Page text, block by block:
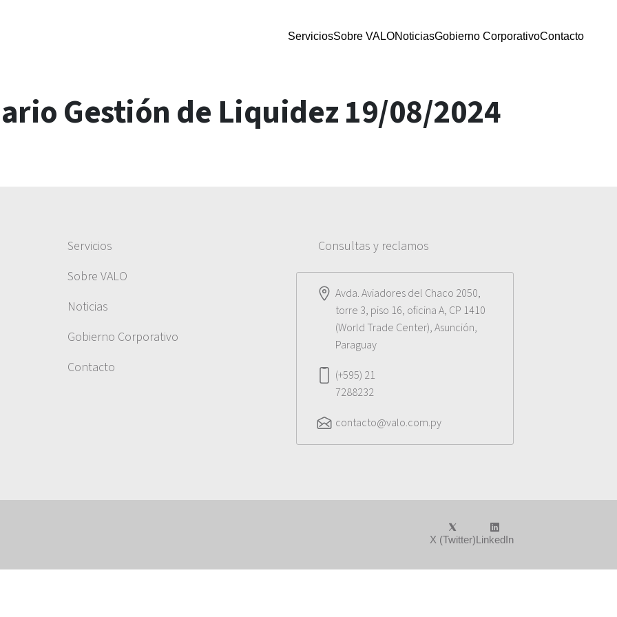
ServiciosSobre VALONoticiasGobierno CorporativoContacto
Gestión de Liquidez 19/08/2024
Servicios
Sobre VALO
Noticias
Gobierno Corporativo
Contacto
Consultas y reclamos
Avda. Aviadores del Chaco 2050,
torre 3, piso 16, oficina A, CP 1410
(World Trade Center), Asunción,
Paraguay
(+595) 21
7288232
contacto@valo.com.py
X (Twitter)LinkedIn